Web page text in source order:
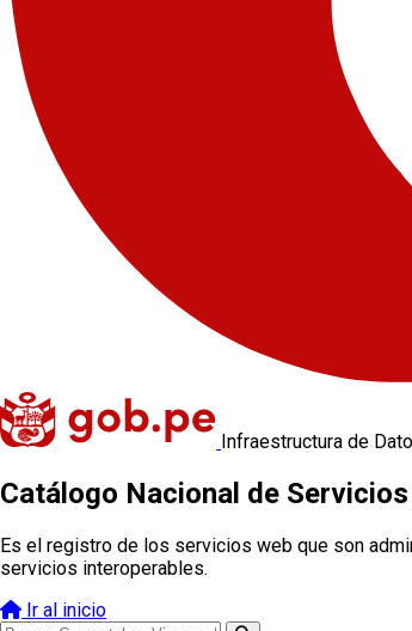
Infraestructura de
Catálogo Nacional de
Es el registro de los servicios web que son
servicios interoperables.
Ir al inicio